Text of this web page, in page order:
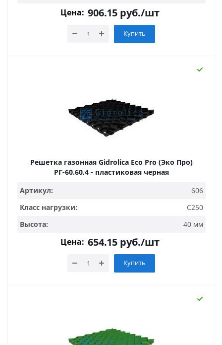
Цена: 906.15руб./шт
Купить
Решетка газонная Gidrolica Eco Pro (Эко Про)
РГ-60.60.4 - пластиковая черная
Артикул:
606
Класс нагрузки:
C250
Высота:
40 мм
Цена: 654.15руб./шт
Купить